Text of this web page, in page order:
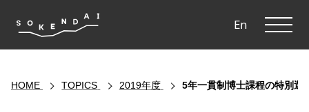
En
HOME TOPICS 2019年度 5年一貫制博士課程の特別選